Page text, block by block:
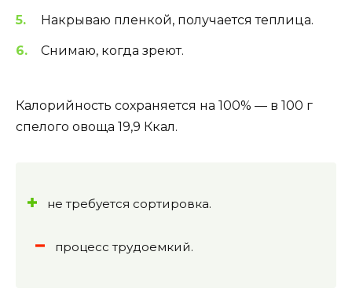
Накрываю пленкой, получается теплица.
Снимаю, когда зреют.
Калорийность сохраняется на 100% — в 100 г
спелого овоща 19,9 Ккал.
не требуется сортировка.
процесс трудоемкий.